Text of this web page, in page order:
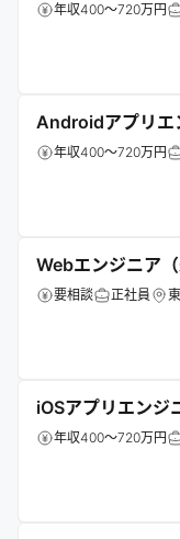
年収400～720万円
Androidアプリエ
年収400～720万円
Webエンジニア（
要相談 正社員
iOSアプリエンジ
年収400～720万円